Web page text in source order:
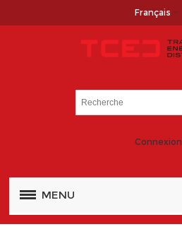
Français
Connexion
MENU